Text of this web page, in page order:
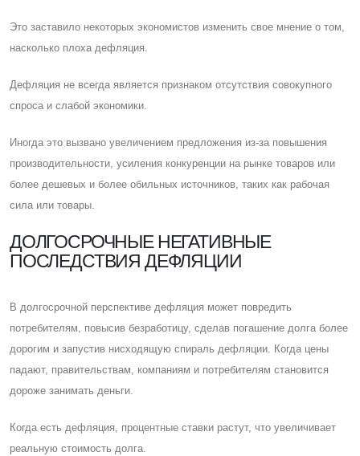
Это заставило некоторых экономистов изменить свое мнение о том,
насколько плоха дефляция.
Дефляция не всегда является признаком отсутствия совокупного
спроса и слабой экономики.
Иногда это вызвано увеличением предложения из-за повышения
производительности, усиления конкуренции на рынке товаров или
более дешевых и более обильных источников, таких как рабочая
сила или товары.
ДОЛГОСРОЧНЫЕ НЕГАТИВНЫЕ
ПОСЛЕДСТВИЯ ДЕФЛЯЦИИ
В долгосрочной перспективе дефляция может повредить
потребителям, повысив безработицу, сделав погашение долга более
дорогим и запустив нисходящую спираль дефляции. Когда цены
падают, правительствам, компаниям и потребителям становится
дороже занимать деньги.
Когда есть дефляция, процентные ставки растут, что увеличивает
реальную стоимость долга.